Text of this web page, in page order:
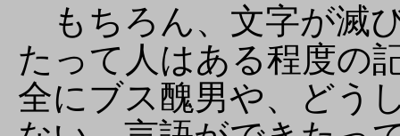
もちろん、文字が滅
たって人はある程度の
全にブス醜男や、どう